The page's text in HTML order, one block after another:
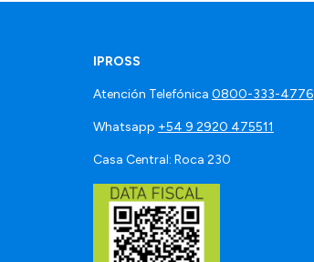
IPROSS
Atención Telefónica 0800-333-4776
Whatsapp +54 9 2920 475511
Casa Central: Roca 230